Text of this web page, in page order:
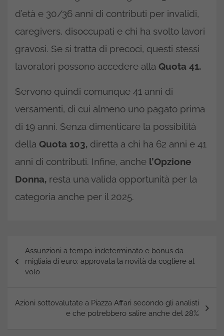
d’età e 30/36 anni di contributi per invalidi,
caregivers, disoccupati e chi ha svolto lavori
gravosi. Se si tratta di precoci, questi stessi
lavoratori possono accedere alla Quota 41.
Servono quindi comunque 41 anni di
versamenti, di cui almeno uno pagato prima
di 19 anni. Senza dimenticare la possibilità
della Quota 103, diretta a chi ha 62 anni e 41
anni di contributi. Infine, anche l’Opzione
Donna, resta una valida opportunità per la
categoria anche per il 2025.
Navigazione
articoli
Assunzioni a tempo indeterminato e bonus da
migliaia di euro: approvata la novità da cogliere al
volo
Azioni sottovalutate a Piazza Affari secondo gli analisti
e che potrebbero salire anche del 28%